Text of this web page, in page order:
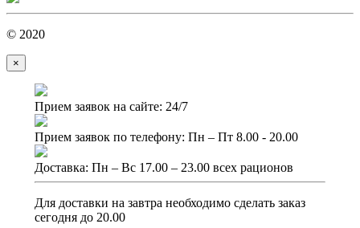
© 2020
×
Прием заявок на сайте: 24/7
Прием заявок по телефону: Пн – Пт 8.00 - 20.00
Доставка: Пн – Вс 17.00 – 23.00 всех рационов
Для доставки на завтра необходимо сделать заказ
сегодня до 20.00